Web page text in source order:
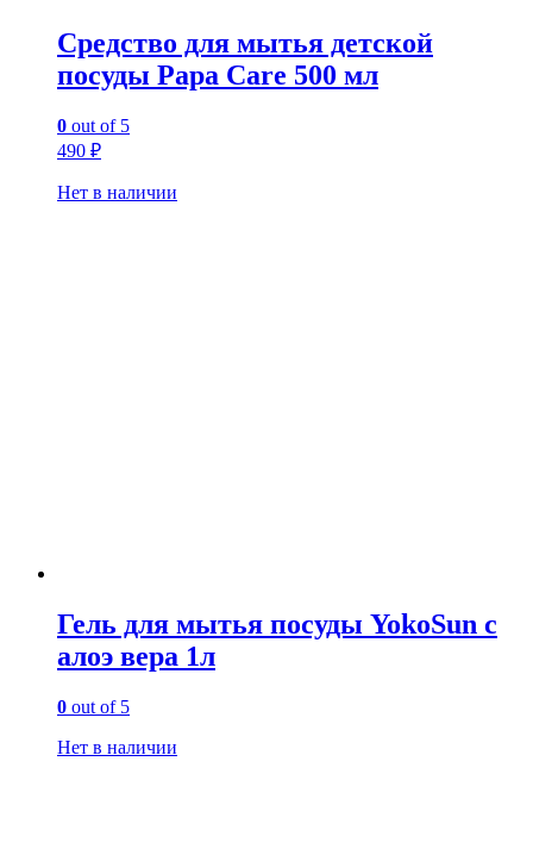
Средство для мытья детской
посуды Papa Care 500 мл
0 out of 5
490 ₽
Нет в наличии
Гель для мытья посуды YokoSun с
алоэ вера 1л
0 out of 5
Нет в наличии